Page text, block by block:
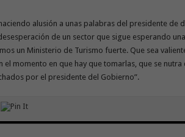
alusión a unas palabras del presidente de
de un sector que sigue esperando
un Ministerio de Turismo fuerte. Que sea
el momento en que hay que tomarlas, que se nutra
por el presidente del Gobierno”.